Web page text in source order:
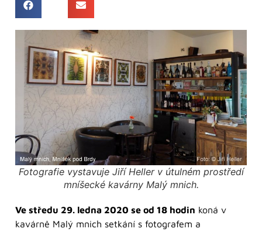
Fotografie vystavuje Jiří Heller v útulném prostředí
mníšecké kavárny Malý mnich.
Ve středu 29. ledna 2020 se od 18 hodin koná v
kavárně Malý mnich setkání s fotografem a